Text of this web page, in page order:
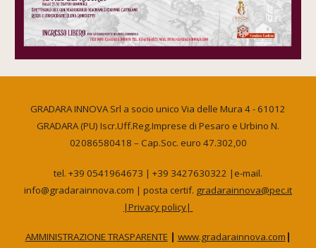
GRADARA INNOVA Srl a socio unico Via delle Mura 4 - 61012
GRADARA (PU) Iscr.Uff.Reg.Imprese di Pesaro e Urbino N.
02086580418 – Cap.Soc. euro 47.302,00
tel. +39 0541964673 | +39 3427630322 |e-mail.
info@gradarainnova.com | posta certif. gradarainnova@pec.it
|Privacy policy|
AMMINISTRAZIONE TRASPARENTE| www.gradarainnova.com